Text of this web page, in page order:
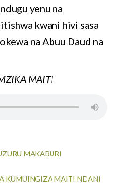
yenu na
kwani hivi sasa
na Abuu Daud na
MAITI
MAKABURI
KUMUINGIZA MAITI NDANI